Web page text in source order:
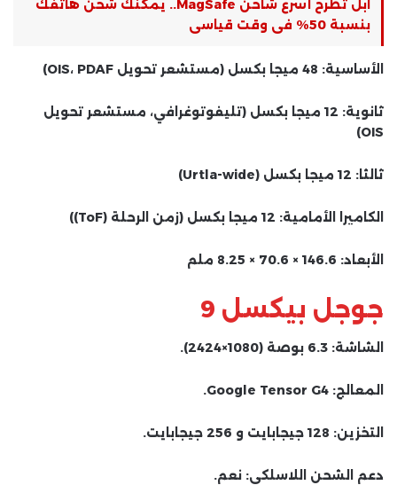
ابل تطرح أسرع شاحن MagSafe.. يمكنك شحن هاتفك
بنسبة 50% فى وقت قياسى
الأساسية: 48 ميجا بكسل (مستشعر تحويل OIS، PDAF)
ثانوية: 12 ميجا بكسل (تليفوتوغرافي، مستشعر تحويل
OIS)
ثالثا: 12 ميجا بكسل (Urtla-wide)
الكاميرا الأمامية: 12 ميجا بكسل (زمن الرحلة (ToF))
الأبعاد: 146.6 × 70.6 × 8.25 ملم
جوجل بيكسل 9
الشاشة: 6.3 بوصة (1080×2424).
المعالج: Google Tensor G4.
التخزين: 128 جيجابايت و 256 جيجابايت.
دعم الشحن اللاسلكي: نعم.